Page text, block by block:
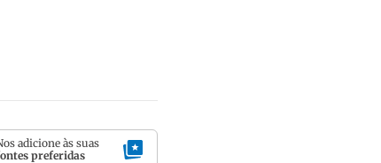
adicione às suas
preferidas